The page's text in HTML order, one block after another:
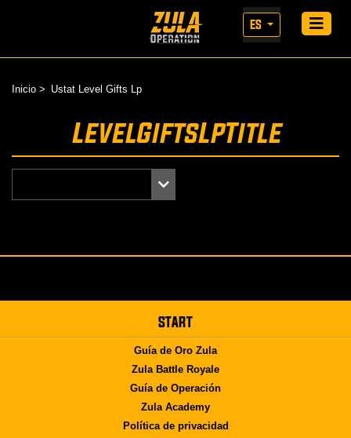
ES
Inicio Ustat Level Gifts Lp
LevelGiftsLpTitle
START
Guía de Oro Zula
Zula Battle Royale
Guía de Operación
Zula Academy
Política de privacidad